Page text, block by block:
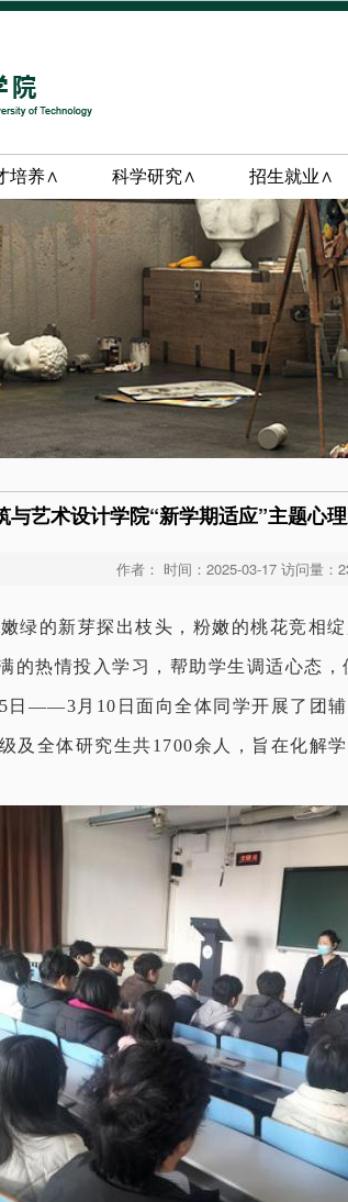
培养∧ 科学研究∧ 招生就业∧
与艺术设计学院“新学期适应”主题心
作者： 时间：2025-03-17 访问量：
的新芽探出枝头，粉嫩的桃花竞相绽
的热情投入学习，帮助学生调适心态
日——3月10日面向全体同学开展了团
及全体研究生共1700余人，旨在化解